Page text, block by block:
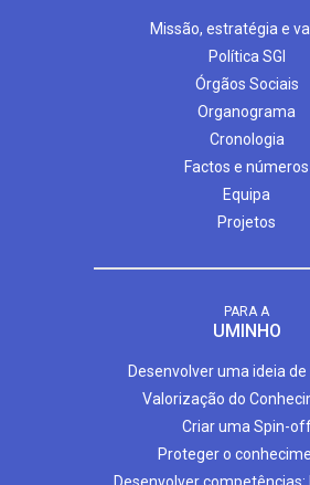
Missão, estratégia e
Política SGI
Órgãos Sociais
Organograma
Cronologia
Factos e números
Equipa
Projetos
PARA A
UMINHO
Desenvolver uma ideia
Valorização do
Criar uma Spin-
Proteger o